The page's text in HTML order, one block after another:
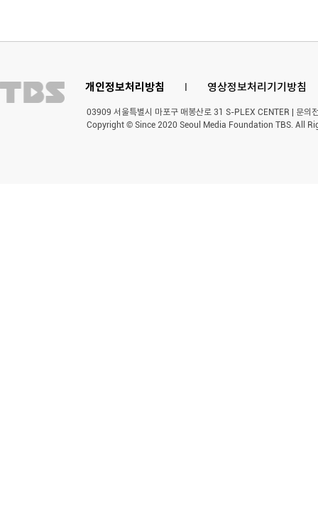
개인정보처리방침 영상정보처리기기방침
03909 서울특별시 마포구 매봉산로 31 S-PLEX CENTER | 문
Copyright © Since 2020 Seoul Media Foundation TBS. All